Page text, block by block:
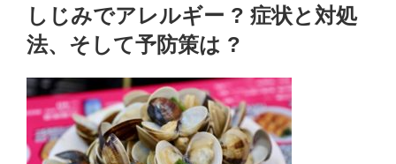
稿
日:
しじみでアレルギー ? 症状と対処
法、そして予防策は ?